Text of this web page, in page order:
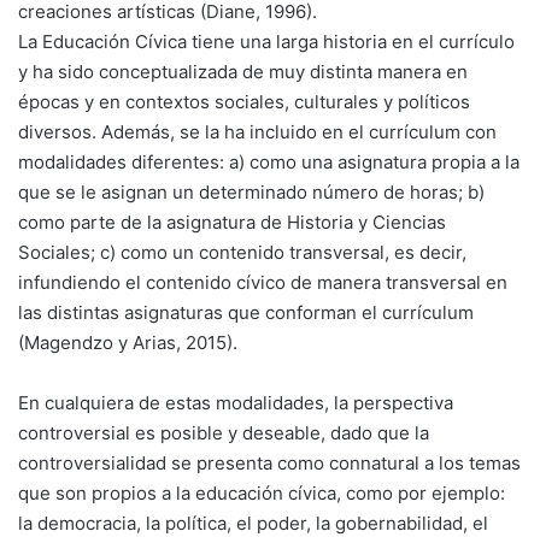
creaciones artísticas (Diane, 1996).
La Educación Cívica tiene una larga historia en el currículo
y ha sido conceptualizada de muy distinta manera en
épocas y en contextos sociales, culturales y políticos
diversos. Además, se la ha incluido en el currículum con
modalidades diferentes: a) como una asignatura propia a la
que se le asignan un determinado número de horas; b)
como parte de la asignatura de Historia y Ciencias
Sociales; c) como un contenido transversal, es decir,
infundiendo el contenido cívico de manera transversal en
las distintas asignaturas que conforman el currículum
(Magendzo y Arias, 2015).
En cualquiera de estas modalidades, la perspectiva
controversial es posible y deseable, dado que la
controversialidad se presenta como connatural a los temas
que son propios a la educación cívica, como por ejemplo:
la democracia, la política, el poder, la gobernabilidad, el